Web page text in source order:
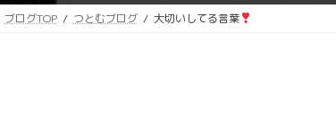
ブログTOP つとむブログ 大切いしてる言葉